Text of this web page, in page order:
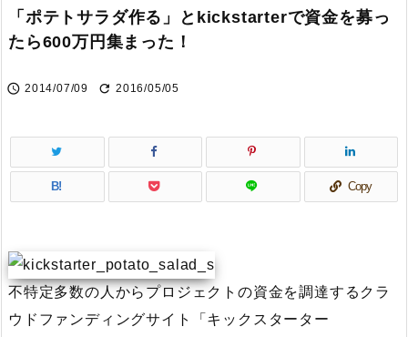
「ポテトサラダ作る」とkickstarterで資金を募っ
たら600万円集まった！
 2014/07/09  2016/05/05
B! Copy
不特定多数の人からプロジェクトの資金を調達するクラ
ウドファンディングサイト「キックスターター